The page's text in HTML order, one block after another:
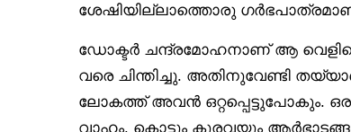
ശേഷിയില്ലാത്തൊരു
ഡോക്ടർ ചന്ദ്രമോഹനാണ് ആ
വരെ ചിന്തിച്ചു. അതിനുവേണ്ടി
ലോകത്ത് അവൻ ഒറ്റപ്പെട്ടുപോകും.
വാഹം. കൊട്ടും കുരവയും